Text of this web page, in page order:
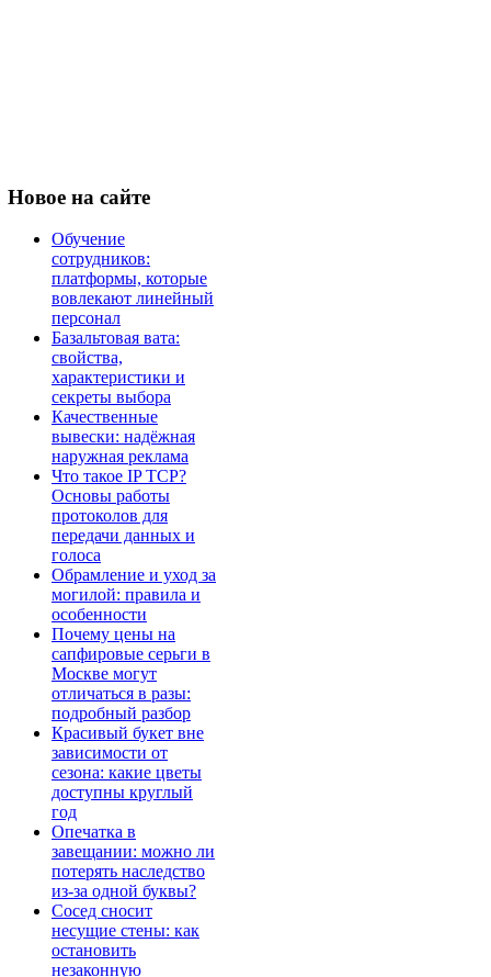
Новое на сайте
Обучение
сотрудников:
платформы, которые
вовлекают линейный
персонал
Базальтовая вата:
свойства,
характеристики и
секреты выбора
Качественные
вывески: надёжная
наружная реклама
Что такое IP TCP?
Основы работы
протоколов для
передачи данных и
голоса
Обрамление и уход за
могилой: правила и
особенности
Почему цены на
сапфировые серьги в
Москве могут
отличаться в разы:
подробный разбор
Красивый букет вне
зависимости от
сезона: какие цветы
доступны круглый
год
Опечатка в
завещании: можно ли
потерять наследство
из-за одной буквы?
Сосед сносит
несущие стены: как
остановить
незаконную